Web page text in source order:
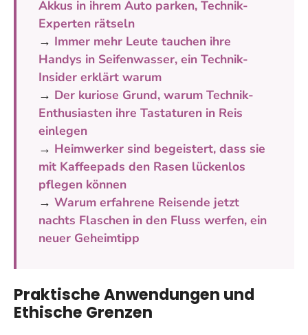
Akkus in ihrem Auto parken, Technik-
Experten rätseln
→ Immer mehr Leute tauchen ihre
Handys in Seifenwasser, ein Technik-
Insider erklärt warum
→ Der kuriose Grund, warum Technik-
Enthusiasten ihre Tastaturen in Reis
einlegen
→ Heimwerker sind begeistert, dass sie
mit Kaffeepads den Rasen lückenlos
pflegen können
→ Warum erfahrene Reisende jetzt
nachts Flaschen in den Fluss werfen, ein
neuer Geheimtipp
Praktische Anwendungen und
Ethische Grenzen